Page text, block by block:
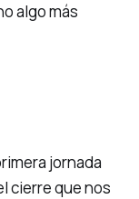
algo más
jornada
cierre que nos